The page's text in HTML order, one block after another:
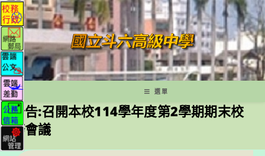
跳
轉
至
主
要
內
容
選單
公告:召開本校114學年度第2學期期末校
務會議